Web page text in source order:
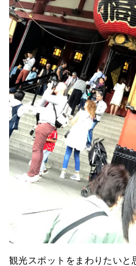
観光スポットをまわりたいと